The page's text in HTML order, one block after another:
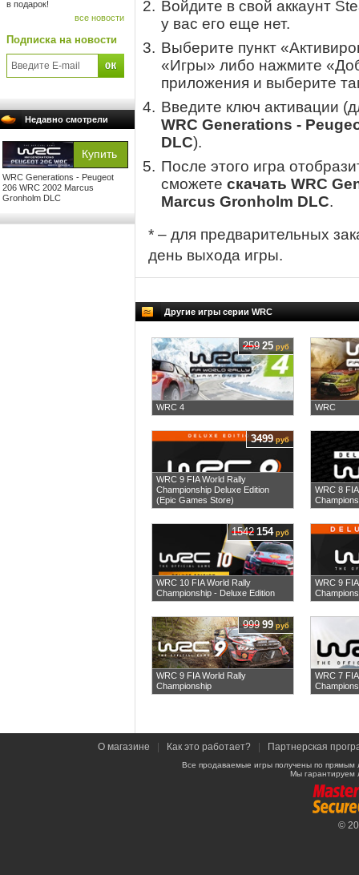
в подарок!
все новости
Подписка на новости
Недавно смотрели
WRC Generations - Peugeot
206 WRC 2002 Marcus
Gronholm DLC
Войдите в свой аккаунт
у вас его еще нет.
Выберите пункт
«Игры» либо нажмите
приложения и выберите
Введите ключ активации
WRC Generations -
DLC).
После этого игра
сможете скачать WRC
Marcus Gronholm DLC.
* – для предварительных
день выхода игры.
Другие игры серии WRC
WRC 4
259 25 руб
WRC
WRC 9 FIA World Rally
Championship Deluxe Edition
(Epic Games Store)
3499руб
WRC 8
WRC 10 FIA World Rally
Championship - Deluxe Edition
1542 154руб
WRC 9
WRC 9 FIA World Rally
Championship
999 99 руб
WRC 7
О магазине Как это работает? Партнерская
Все продаваемые игры получены по
Мы гарантируем
©